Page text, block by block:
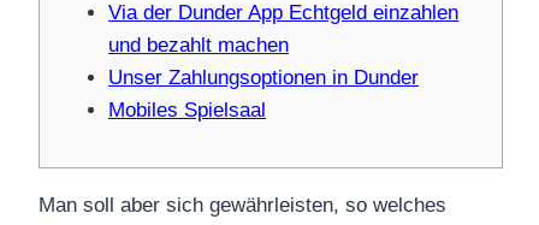
Via der Dunder App Echtgeld einzahlen
und bezahlt machen
Unser Zahlungsoptionen in Dunder
Mobiles Spielsaal
Man soll aber sich gewährleisten, so welches